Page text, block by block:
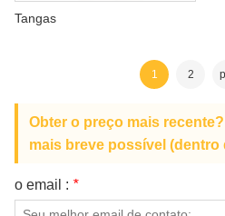
Tangas
1 2
Obter o preço mais
mais breve possível (dentro
o email : *